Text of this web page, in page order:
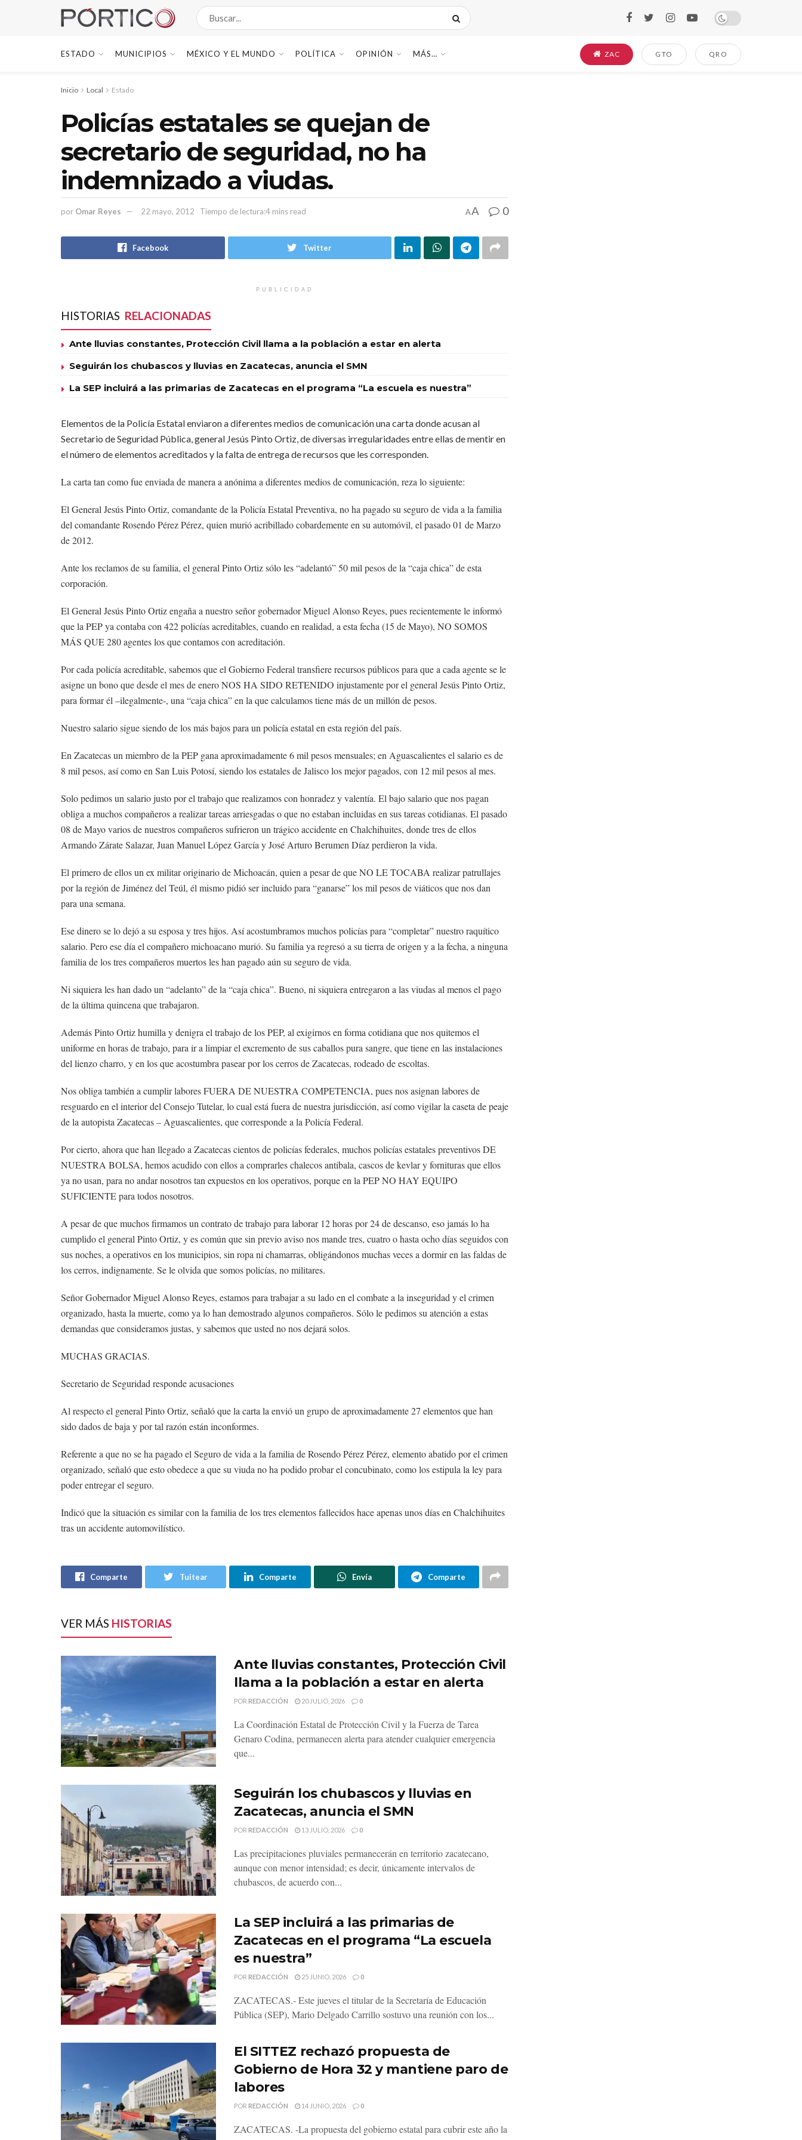
ESTADO MUNICIPIOS MÉXICO Y EL MUNDO POLÍTICA OPINIÓN MÁS… ZAC GTO QRO
Inicio Local Estado
Policías estatales se quejan de
secretario de seguridad, no ha
indemnizado a viudas.
por Omar Reyes 22 mayo, 2012 Tiempo de lectura:4 mins read AA 0
Facebook Twitter
PUBLICIDAD
HISTORIAS RELACIONADAS
Ante lluvias constantes, Protección Civil llama a la población a estar en alerta
Seguirán los chubascos y lluvias en Zacatecas, anuncia el SMN
La SEP incluirá a las primarias de Zacatecas en el programa “La escuela es nuestra”
Elementos de la Policía Estatal enviaron a diferentes medios de comunicación una carta donde acusan al
Secretario de Seguridad Pública, general Jesús Pinto Ortiz, de diversas irregularidades entre ellas de mentir en
el número de elementos acreditados y la falta de entrega de recursos que les corresponden.
La carta tan como fue enviada de manera a anónima a diferentes medios de comunicación, reza lo siguiente:
El General Jesús Pinto Ortiz, comandante de la Policía Estatal Preventiva, no ha pagado su seguro de vida a la familia
del comandante Rosendo Pérez Pérez, quien murió acribillado cobardemente en su automóvil, el pasado 01 de Marzo
de 2012.
Ante los reclamos de su familia, el general Pinto Ortiz sólo les “adelantó” 50 mil pesos de la “caja chica” de esta
corporación.
El General Jesús Pinto Ortiz engaña a nuestro señor gobernador Miguel Alonso Reyes, pues recientemente le informó
que la PEP ya contaba con 422 policías acreditables, cuando en realidad, a esta fecha (15 de Mayo), NO SOMOS
MÁS QUE 280 agentes los que contamos con acreditación.
Por cada policía acreditable, sabemos que el Gobierno Federal transfiere recursos públicos para que a cada agente se le
asigne un bono que desde el mes de enero NOS HA SIDO RETENIDO injustamente por el general Jesús Pinto Ortiz,
para formar él –ilegalmente-, una “caja chica” en la que calculamos tiene más de un millón de pesos.
Nuestro salario sigue siendo de los más bajos para un policía estatal en esta región del país.
En Zacatecas un miembro de la PEP gana aproximadamente 6 mil pesos mensuales; en Aguascalientes el salario es de
8 mil pesos, así como en San Luis Potosí, siendo los estatales de Jalisco los mejor pagados, con 12 mil pesos al mes.
Solo pedimos un salario justo por el trabajo que realizamos con honradez y valentía. El bajo salario que nos pagan
obliga a muchos compañeros a realizar tareas arriesgadas o que no estaban incluidas en sus tareas cotidianas. El pasado
08 de Mayo varios de nuestros compañeros sufrieron un trágico accidente en Chalchihuites, donde tres de ellos
Armando Zárate Salazar, Juan Manuel López García y José Arturo Berumen Díaz perdieron la vida.
El primero de ellos un ex militar originario de Michoacán, quien a pesar de que NO LE TOCABA realizar patrullajes
por la región de Jiménez del Teúl, él mismo pidió ser incluido para “ganarse” los mil pesos de viáticos que nos dan
para una semana.
Ese dinero se lo dejó a su esposa y tres hijos. Así acostumbramos muchos policías para “completar” nuestro raquítico
salario. Pero ese día el compañero michoacano murió. Su familia ya regresó a su tierra de origen y a la fecha, a ninguna
familia de los tres compañeros muertos les han pagado aún su seguro de vida.
Ni siquiera les han dado un “adelanto” de la “caja chica”. Bueno, ni siquiera entregaron a las viudas al menos el pago
de la última quincena que trabajaron.
Además Pinto Ortiz humilla y denigra el trabajo de los PEP, al exigirnos en forma cotidiana que nos quitemos el
uniforme en horas de trabajo, para ir a limpiar el excremento de sus caballos pura sangre, que tiene en las instalaciones
del lienzo charro, y en los que acostumbra pasear por los cerros de Zacatecas, rodeado de escoltas.
Nos obliga también a cumplir labores FUERA DE NUESTRA COMPETENCIA, pues nos asignan labores de
resguardo en el interior del Consejo Tutelar, lo cual está fuera de nuestra jurisdicción, así como vigilar la caseta de peaje
de la autopista Zacatecas – Aguascalientes, que corresponde a la Policía Federal.
Por cierto, ahora que han llegado a Zacatecas cientos de policías federales, muchos policías estatales preventivos DE
NUESTRA BOLSA, hemos acudido con ellos a comprarles chalecos antibala, cascos de kevlar y fornituras que ellos
ya no usan, para no andar nosotros tan expuestos en los operativos, porque en la PEP NO HAY EQUIPO
SUFICIENTE para todos nosotros.
A pesar de que muchos firmamos un contrato de trabajo para laborar 12 horas por 24 de descanso, eso jamás lo ha
cumplido el general Pinto Ortiz, y es común que sin previo aviso nos mande tres, cuatro o hasta ocho días seguidos con
sus noches, a operativos en los municipios, sin ropa ni chamarras, obligándonos muchas veces a dormir en las faldas de
los cerros, indignamente. Se le olvida que somos policías, no militares.
Señor Gobernador Miguel Alonso Reyes, estamos para trabajar a su lado en el combate a la inseguridad y el crimen
organizado, hasta la muerte, como ya lo han demostrado algunos compañeros. Sólo le pedimos su atención a estas
demandas que consideramos justas, y sabemos que usted no nos dejará solos.
MUCHAS GRACIAS.
Secretario de Seguridad responde acusaciones
Al respecto el general Pinto Ortiz, señaló que la carta la envió un grupo de aproximadamente 27 elementos que han
sido dados de baja y por tal razón están inconformes.
Referente a que no se ha pagado el Seguro de vida a la familia de Rosendo Pérez Pérez, elemento abatido por el crimen
organizado, señaló que esto obedece a que su viuda no ha podido probar el concubinato, como los estipula la ley para
poder entregar el seguro.
Indicó que la situación es similar con la familia de los tres elementos fallecidos hace apenas unos días en Chalchihuites
tras un accidente automovilístico.
Comparte Tuitear Comparte Envía Comparte
VER MÁS HISTORIAS
Ante lluvias constantes, Protección Civil
llama a la población a estar en alerta
POR REDACCIÓN 20 JULIO, 2026 0
La Coordinación Estatal de Protección Civil y la Fuerza de Tarea
Genaro Codina, permanecen alerta para atender cualquier emergencia
que...
Seguirán los chubascos y lluvias en
Zacatecas, anuncia el SMN
POR REDACCIÓN 13 JULIO, 2026 0
Las precipitaciones pluviales permanecerán en territorio zacatecano,
aunque con menor intensidad; es decir, únicamente intervalos de
chubascos, de acuerdo con...
La SEP incluirá a las primarias de
Zacatecas en el programa “La escuela
es nuestra”
POR REDACCIÓN 25 JUNIO, 2026 0
ZACATECAS.- Este jueves el titular de la Secretaría de Educación
Pública (SEP), Mario Delgado Carrillo sostuvo una reunión con los...
El SITTEZ rechazó propuesta de
Gobierno de Hora 32 y mantiene paro de
labores
POR REDACCIÓN 14 JUNIO, 2026 0
ZACATECAS. -La propuesta del gobierno estatal para cubrir este año la